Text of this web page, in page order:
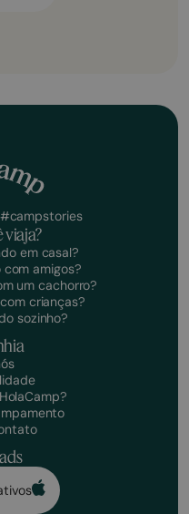
viaja?
em casal?
amigos?
um cachorro?
crianças?
sozinho?